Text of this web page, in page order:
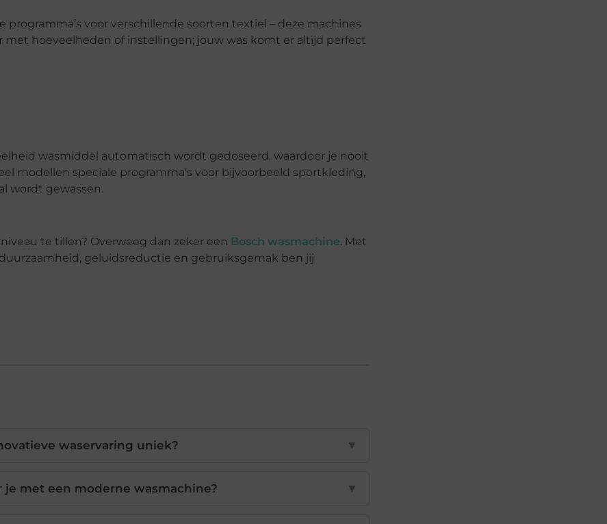
voor verschillende soorten textiel – deze machines
hoeveelheden of instellingen; jouw was komt er altijd perfect
wasmiddel automatisch wordt gedoseerd, waardoor je nooit
modellen speciale programma’s voor bijvoorbeeld sportkleding,
wordt gewassen.
te tillen? Overweeg dan zeker een Bosch wasmachine. Met
geluidsreductie en gebruiksgemak ben jij
waservaring uniek? ▼
je met een moderne wasmachine? ▼